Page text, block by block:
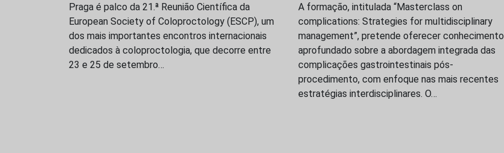
Praga é palco da 21.ª Reunião Científica da
European Society of Coloproctology (ESCP), um
dos mais importantes encontros internacionais
dedicados à coloproctologia, que decorre entre
23 e 25 de setembro…
A formação, intitulada “Masterclass on
complications: Strategies for multidisciplinary
management”, pretende oferecer conhecimento
aprofundado sobre a abordagem integrada das
complicações gastrointestinais pós-
procedimento, com enfoque nas mais recentes
estratégias interdisciplinares. O…